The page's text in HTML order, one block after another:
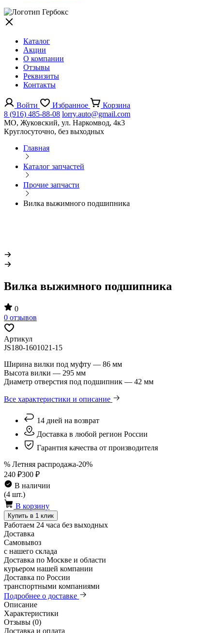
Каталог
Акции
О компании
Отзывы
Реквизиты
Контакты
Войти Избранное
Корзина
8 (916) 485-88-08 lorry.auto@gmail.com
МО, Жуковский, ул. Наркомвод, 4к3
Круглосуточно, без выходных
Главная
Каталог запчастей
Прочие запчасти
Вилка выжимного подшипника
Вилка выжимного подшипника
0
0 отзывов
Артикул
JS180-1601021-15
Ширина вилки под муфту — 86 мм
Высота вилки — 295 мм
Диаметр отверстия под подшипник — 42 мм
Все характеристики и описание
14 дней на возврат
Доставка в любой регион России
Гарантия качества от производителя
% Летняя распродажа-20%
240 ₽300 ₽
В наличии
(4 шт.)
В корзину
Купить в 1 клик
Работаем 24 часа без выходных
Доставка
Самовывоз
с нашего склада
Доставка по Москве и области
курьером нашей компании
Доставка по России
транспортными компаниями
Подробнее о доставке
Описание
Характеристики
Отзывы (0)
Доставка и оплата